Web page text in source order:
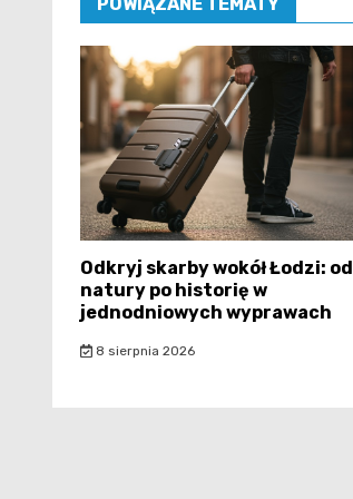
Odkryj skarby wokół Łodzi: od
natury po historię w
jednodniowych wyprawach
8 sierpnia 2026